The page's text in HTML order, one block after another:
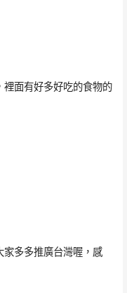
面有好多好吃的食物的
多多推廣台灣喔，感